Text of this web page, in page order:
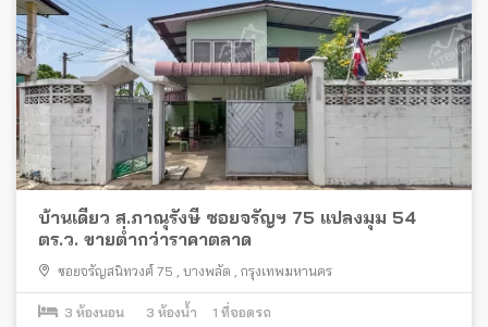
บ้านเดี่ยว ส.ภาณุรังษี ซอยจรัญฯ 75 แปลงมุม 54
ตร.ว. ขายต่ำกว่าราคาตลาด
ซอยจรัญสนิทวงศ์ 75 บางพลัด กรุงเทพมหานคร
3 ห้องนอน 3 ห้องน้ำ 1 ที่จอดรถ